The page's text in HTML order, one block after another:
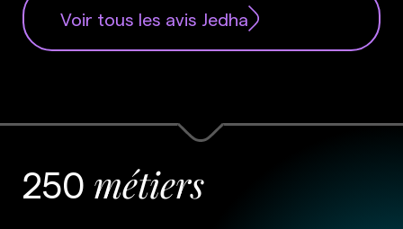
Voir tous les avis Jedha
250 métiers